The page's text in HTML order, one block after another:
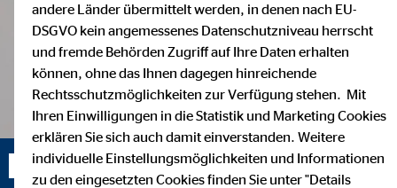
Ben Weichelt —
andere Länder übermittelt werden, in denen nach EU-
DSGVO kein angemessenes Datenschutzniveau herrscht
und fremde Behörden Zugriff auf Ihre Daten erhalten
können, ohne das Ihnen dagegen hinreichende
Rechtsschutzmöglichkeiten zur Verfügung stehen. Mit
Ihren Einwilligungen in die Statistik und Marketing Cookies
erklären Sie sich auch damit einverstanden. Weitere
individuelle Einstellungsmöglichkeiten und Informationen
zu den eingesetzten Cookies finden Sie unter "Details